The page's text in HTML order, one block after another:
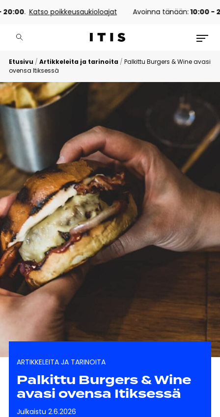
. Katso poikkeusaukioloajat Avoinna tänään:10:00 -
Etusivu / Artikkeleita ja tarinoita / Palkittu Burgers & Wine avasi
ovensa Itiksessä
Palkittu Burgers & Wine
avasi ovensa Itiksessä
ARTIKKELEITA JA TARINOITA
Julkaistu 2.6.2026